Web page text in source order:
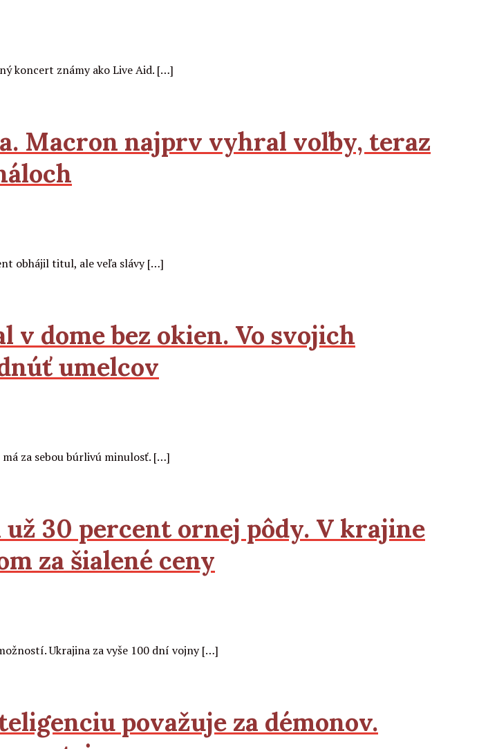
koncert známy ako Live Aid. […]
Macron najprv vyhral voľby, teraz
obhájil titul, ale veľa slávy […]
v dome bez okien. Vo svojich
umelcov
má za sebou búrlivú minulosť. […]
30 percent ornej pôdy. V krajine
za šialené ceny
Ukrajina za vyše 100 dní vojny […]
považuje za démonov.